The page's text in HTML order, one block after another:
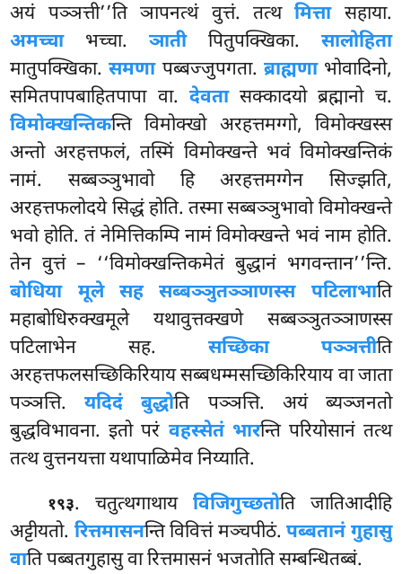
अयं पञ्ञत्ती’’ति ञापनत्थं वुत्तं. तत्थमित्तासहाया.
अमच्चाभच्चा. ञातीपितुपक्खिका. सालोहिता
मातुपक्खिका.समणापब्बज्जुपगता. ब्राह्मणाभोवादिनो,
समितपापबाहितपापा वा. देवतासक्कादयो ब्रह्मानो च.
विमोक्खन्तिकन्ति विमोक्खो अरहत्तमग्गो, विमोक्खस्स
अन्तो अरहत्तफलं, तस्मिं विमोक्खन्ते भवं विमोक्खन्तिकं
नामं. सब्बञ्ञुभावो हि अरहत्तमग्गेन सिज्झति,
अरहत्तफलोदये सिद्धं होति. तस्मा सब्बञ्ञुभावो विमोक्खन्ते
भवो होति. तं नेमित्तिकम्पि नामं विमोक्खन्ते भवं नाम होति.
तेन वुत्तं – ‘‘विमोक्खन्तिकमेतं बुद्धानं भगवन्तान’’न्ति.
बोधिया मूले सह सब्बञ्ञुतञ्ञाणस्स पटिलाभाति
महाबोधिरुक्खमूले यथावुत्तक्खणे सब्बञ्ञुतञ्ञाणस्स
पटिलाभेन सह. सच्छिका पञ्ञत्तीति
अरहत्तफलसच्छिकिरियाय सब्बधम्मसच्छिकिरियायवा जाता
पञ्ञत्ति.यदिदं बुद्धोति पञ्ञत्ति. अयं ब्यञ्जनतो
बुद्धविभावना. इतो परं वहस्सेतं भारन्ति परियोसानं तत्थ
तत्थ वुत्तनयत्ता यथापाळिमेव निय्याति.
१९३. चतुत्थगाथाय विजिगुच्छतोति जातिआदीहि
अट्टीयतो. रित्तमासनन्ति विवित्तं मञ्चपीठं.पब्बतानं गुहासु
वाति पब्बतगुहासु वा रित्तमासनं भजतोति सम्बन्धितब्बं.